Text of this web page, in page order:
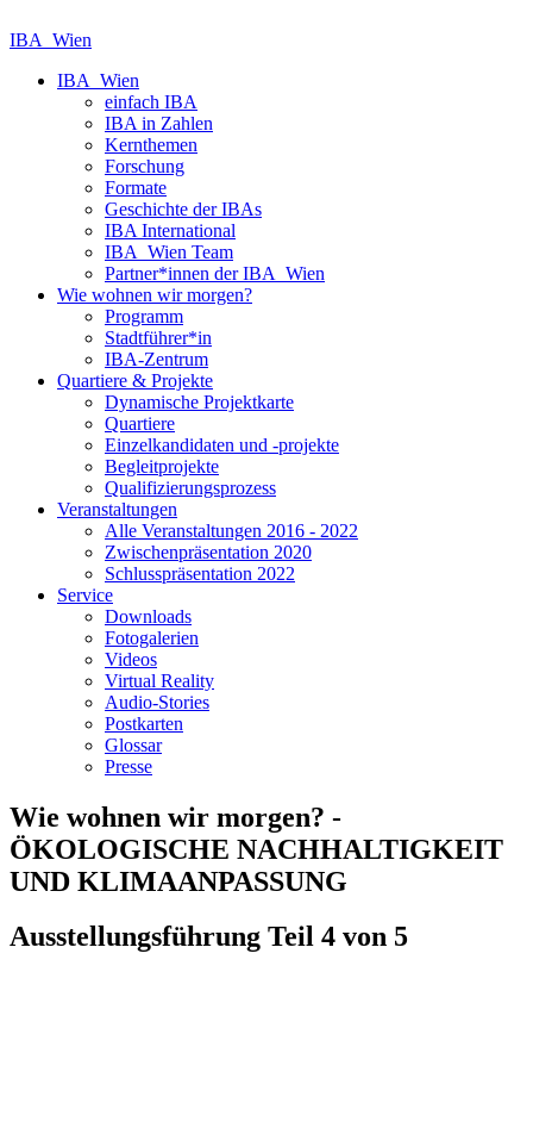
IBA_Wien
IBA_Wien
einfach IBA
IBA in Zahlen
Kernthemen
Forschung
Formate
Geschichte der IBAs
IBA International
IBA_Wien Team
Partner*innen der IBA_Wien
Wie wohnen wir morgen?
Programm
Stadtführer*in
IBA-Zentrum
Quartiere & Projekte
Dynamische Projektkarte
Quartiere
Einzelkandidaten und -projekte
Begleitprojekte
Qualifizierungsprozess
Veranstaltungen
Alle Veranstaltungen 2016 - 2022
Zwischenpräsentation 2020
Schlusspräsentation 2022
Service
Downloads
Fotogalerien
Videos
Virtual Reality
Audio-Stories
Postkarten
Glossar
Presse
Wie wohnen wir morgen? -
ÖKOLOGISCHE NACHHALTIGKEIT
UND KLIMAANPASSUNG
Ausstellungsführung Teil 4 von 5